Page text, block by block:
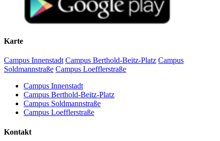
Karte
Campus Innenstadt Campus Berthold-Beitz-Platz Campus
Soldmannstraße Campus Loefflerstraße
Campus Innenstadt
Campus Berthold-Beitz-Platz
Campus Soldmannstraße
Campus Loefflerstraße
Kontakt